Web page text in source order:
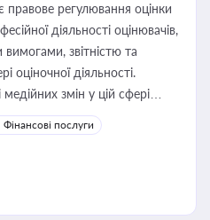
регулювання оцінки
діяльності оцінювачів,
звітністю та
оціночної діяльності.
змін у цій сфері
керівника, юриста або
приватизації, оренди
угод і перевірки
Фінансові послуги